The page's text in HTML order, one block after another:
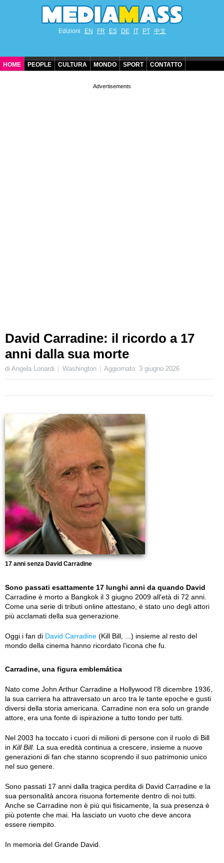
Edizioni EN FR ES DE IT PT 中文
HOME PEOPLE CULTURA MONDO SPORT CONTATTO
David Carradine: il ricordo a 17
anni dalla sua morte
di Angela Lonardi Washington Aggiornato: 3 giugno 2026
17 anni senza David Carradine
Sono passati esattamente 17 lunghi anni da quando David
Carradine è morto a Bangkok il 3 giugno 2009 all'età di 72 anni.
Come una serie di tributi online attestano, è stato uno degli attori
più acclamati della sua generazione.
Oggi i fan di David Carradine (Kill Bill, ...) insieme al resto del
mondo della cinema hanno ricordato l'icona che fu.
Carradine, una figura emblemática
Nato come John Arthur Carradine a Hollywood l'8 dicembre 1936,
la sua carriera ha attraversato un arco tra le tante epoche e gusti
diversi della storia americana. Carradine non era solo un grande
attore, era una fonte di ispirazione a tutto tondo per tutti.
Nel 2003 ha toccato i cuori di milioni di persone con il ruolo di Bill
in Kill Bill. La sua eredità continua a crescere, insieme a nuove
generazioni di fan che stanno scoprendo il suo patrimonio unico
nel suo genere.
Sono passati 17 anni dalla tragica perdita di David Carradine e la
sua personalità ancora risuona fortemente dentro di noi tutti.
Anche se Carradine non è più qui fisicamente, la sua presenza è
più potente che mai. Ha lasciato un vuoto che deve ancora
essere riempito.
In memoria del Grande David.